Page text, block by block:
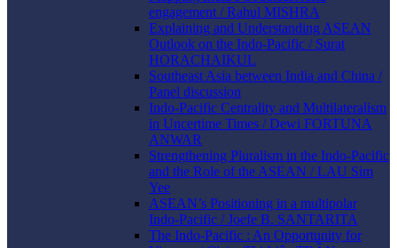
engagement / Rahul MISHRA
Explaining and Understanding ASEAN
Outlook on the Indo-Pacific / Surat
HORACHAIKUL
Southeast Asia between India and China /
Panel discussion
Indo-Pacific Centrality and Multilateralism
in Uncertime Times / Dewi FORTUNA
ANWAR
Strengthening Pluralism in the Indo-Pacific
and the Role of the ASEAN / LAU Sim
Yee
ASEAN’s Positioning in a multipolar
Indo-Pacific / Joefe B. SANTARITA
The Indo-Pacific : An Opportunity for